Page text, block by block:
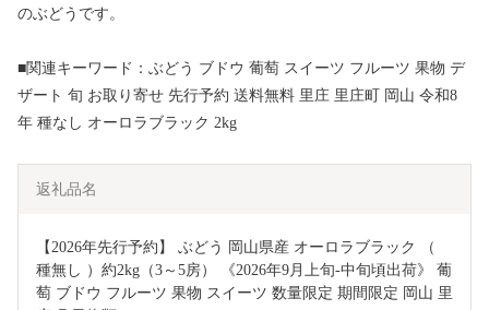
のぶどうです。
■関連キーワード：ぶどう ブドウ 葡萄 スイーツ フルーツ 果物 デ
ザート 旬 お取り寄せ 先行予約 送料無料 里庄 里庄町 岡山 令和8
年 種なし オーロラブラック 2kg
返礼品名
【2026年先行予約】 ぶどう 岡山県産 オーロラブラック （
種無し ）約2kg（3～5房） 《2026年9月上旬-中旬頃出荷》 葡
萄 ブドウ フルーツ 果物 スイーツ 数量限定 期間限定 岡山 里